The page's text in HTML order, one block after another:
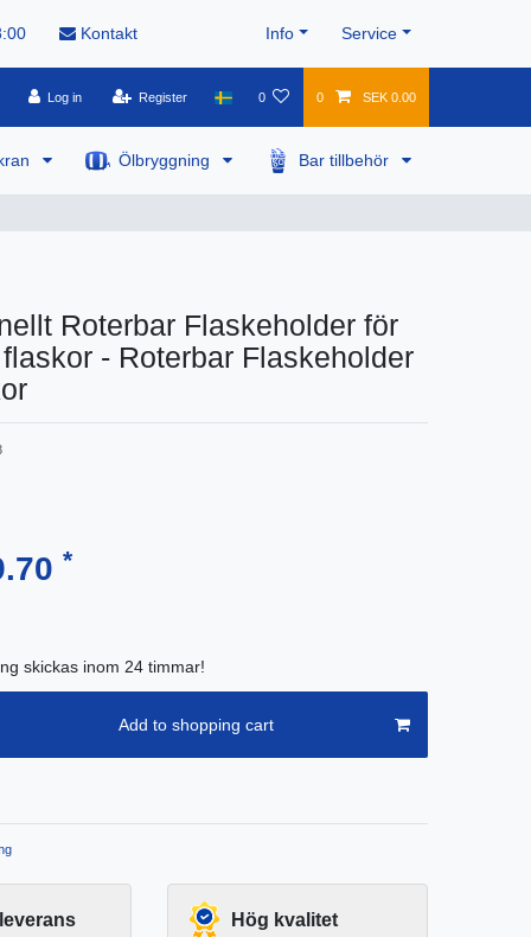
Kontakt Info Service
Log in Register 0 0 SEK 0.00
Ölbryggning Bar tillbehör
Roterbar Flaskeholder för
- Roterbar Flaskeholder
*
skickas inom 24 timmar!
Add to shopping cart
Hög kvalitet